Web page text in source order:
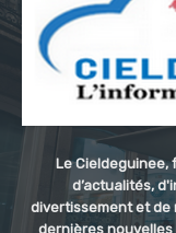
Le Cieldeguinee,
d’actualités,
divertissement et de
dernières nouvelles